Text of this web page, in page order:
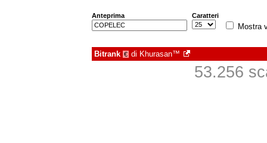
Anteprima Caratteri
Mostra
Bitrank € di Khurasan™
53.256